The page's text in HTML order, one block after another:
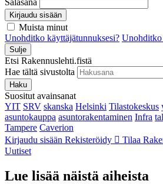
Salasana
Kirjaudu sisään
Muista minut
Unohditko käyttäjätunnuksesi? Unohditko
Sulje
Etsi Rakennuslehti.fistä
Hae tältä sivustolta
Haku
Suositut avainsanat
YIT SRV skanska Helsinki Tilastokeskus
asuntokauppa asuntorakentaminen Infra
Tampere Caverion
Kirjaudu sisään Rekisteröidy Tilaa
Uutiset
Lue lisää näistä aiheista